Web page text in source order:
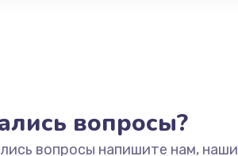
вопросы?
вопросы напишите нам, наши